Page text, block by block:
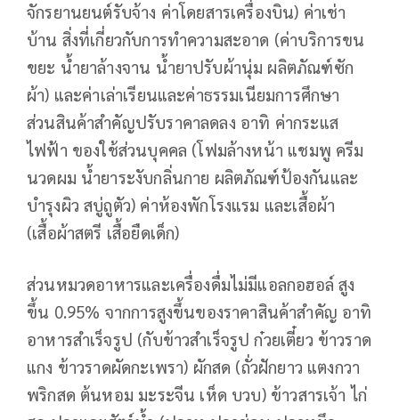
จักรยานยนต์รับจ้าง ค่าโดยสารเครื่องบิน) ค่าเช่า
บ้าน สิ่งที่เกี่ยวกับการทำความสะอาด (ค่าบริการขน
ขยะ น้ำยาล้างจาน น้ำยาปรับผ้านุ่ม ผลิตภัณฑ์ซัก
ผ้า) และค่าเล่าเรียนและค่าธรรมเนียมการศึกษา
ส่วนสินค้าสำคัญปรับราคาลดลง อาทิ ค่ากระแส
ไฟฟ้า ของใช้ส่วนบุคคล (โฟมล้างหน้า แชมพู ครีม
นวดผม น้ำยาระงับกลิ่นกาย ผลิตภัณฑ์ป้องกันและ
บำรุงผิว สบู่ถูตัว) ค่าห้องพักโรงแรม และเสื้อผ้า
(เสื้อผ้าสตรี เสื้อยืดเด็ก)
ส่วนหมวดอาหารและเครื่องดื่มไม่มีแอลกอฮอล์ สูง
ขึ้น 0.95% จากการสูงขึ้นของราคาสินค้าสำคัญ อาทิ
อาหารสำเร็จรูป (กับข้าวสำเร็จรูป ก๋วยเตี๋ยว ข้าวราด
แกง ข้าวราดผัดกะเพรา) ผักสด (ถั่วฝักยาว แตงกวา
พริกสด ต้นหอม มะระจีน เห็ด บวบ) ข้าวสารเจ้า ไก่